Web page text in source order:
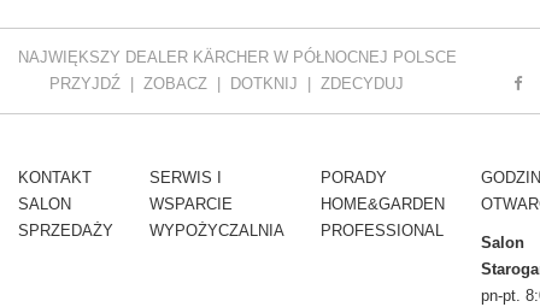
NAJWIĘKSZY DEALER KÄRCHER W PÓŁNOCNEJ POLSCE
PRZYJDŹ | ZOBACZ | DOTKNIJ | ZDECYDUJ
KONTAKT
SALON
SPRZEDAŻY
SERWIS I
WSPARCIE
WYPOŻYCZALNIA
PORADY
HOME&GARDEN
PROFESSIONAL
Salon
pn-pt.